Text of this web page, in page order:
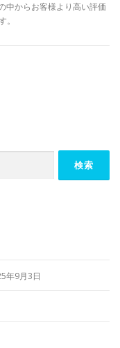
中からお客様より高い評価
年9月3日